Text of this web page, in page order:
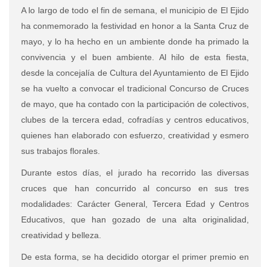
A lo largo de todo el fin de semana, el municipio de El Ejido
ha conmemorado la festividad en honor a la Santa Cruz de
mayo, y lo ha hecho en un ambiente donde ha primado la
convivencia y el buen ambiente. Al hilo de esta fiesta,
desde la concejalía de Cultura del Ayuntamiento de El Ejido
se ha vuelto a convocar el tradicional Concurso de Cruces
de mayo, que ha contado con la participación de colectivos,
clubes de la tercera edad, cofradías y centros educativos,
quienes han elaborado con esfuerzo, creatividad y esmero
sus trabajos florales.
Durante estos días, el jurado ha recorrido las diversas
cruces que han concurrido al concurso en sus tres
modalidades: Carácter General, Tercera Edad y Centros
Educativos, que han gozado de una alta originalidad,
creatividad y belleza.
De esta forma, se ha decidido otorgar el primer premio en